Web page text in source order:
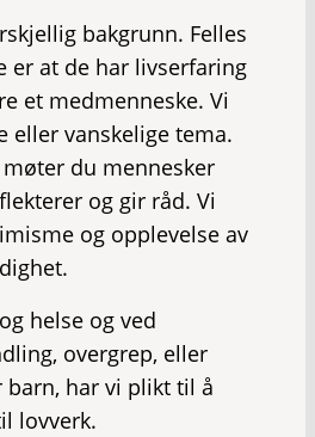
bakgrunn. Felles
er at de har livserfaring
et medmenneske. Vi
eller vanskelige tema.
du mennesker
og gir råd. Vi
og opplevelse av
helse og ved
overgrep, eller
har vi plikt til å
lovverk.